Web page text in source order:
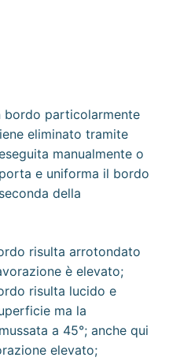
bordo particolarmente
eliminato tramite
manualmente o
e uniforma il bordo
della
risulta arrotondato
è elevato;
risulta lucido e
ma la
a 45°; anche qui
elevato;